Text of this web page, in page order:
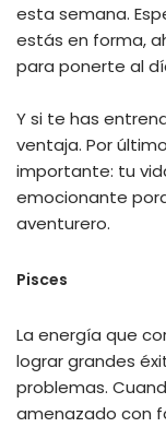
esta semana.
estás en forma,
para ponerte al
Y si te has
ventaja. Por
importante: tu
emocionante
aventurero.
Pisces
La energía que
lograr grandes
problemas.
amenazado con